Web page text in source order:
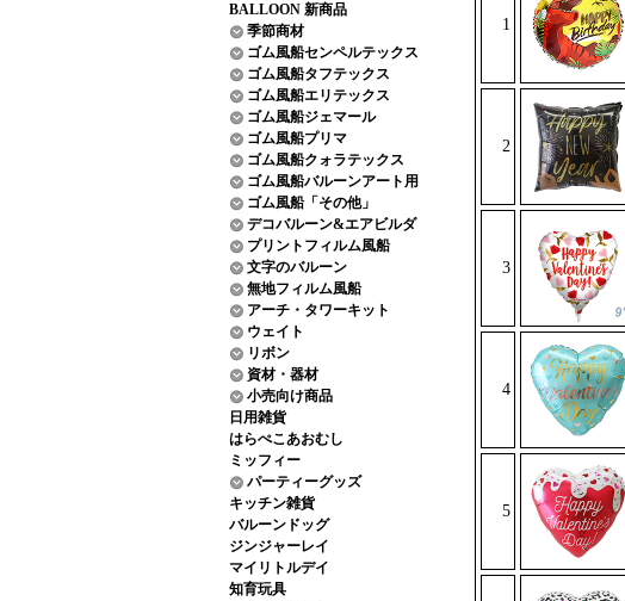
BALLOON 新商品
季節商材
ゴム風船センペルテックス
ゴム風船タフテックス
ゴム風船エリテックス
ゴム風船ジェマール
ゴム風船プリマ
ゴム風船クォラテックス
ゴム風船バルーンアート用
ゴム風船「その他」
デコバルーン&エアビルダ
プリントフィルム風船
文字のバルーン
無地フィルム風船
アーチ・タワーキット
ウェイト
リボン
資材・器材
小売向け商品
日用雑貨
はらぺこあおむし
ミッフィー
パーティーグッズ
キッチン雑貨
バルーンドッグ
ジンジャーレイ
マイリトルデイ
知育玩具
1
2
3
4
5